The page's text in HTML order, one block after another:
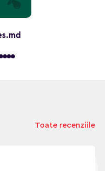
Toate recenziile